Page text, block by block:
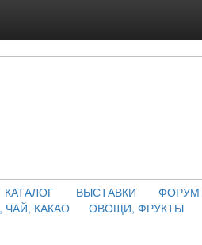
КАТАЛОГ ВЫСТАВКИ ФОРУМ
ЧАЙ, КАКАО ОВОЩИ, ФРУКТЫ